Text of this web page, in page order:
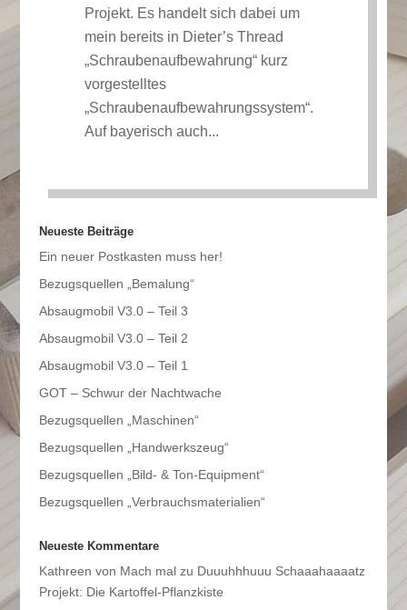
Projekt. Es handelt sich dabei um
mein bereits in Dieter’s Thread
„Schraubenaufbewahrung“ kurz
vorgestelltes
„Schraubenaufbewahrungssystem“.
Auf bayerisch auch...
Neueste Beiträge
Ein neuer Postkasten muss her!
Bezugsquellen „Bemalung“
Absaugmobil V3.0 – Teil 3
Absaugmobil V3.0 – Teil 2
Absaugmobil V3.0 – Teil 1
GOT – Schwur der Nachtwache
Bezugsquellen „Maschinen“
Bezugsquellen „Handwerkszeug“
Bezugsquellen „Bild- & Ton-Equipment“
Bezugsquellen „Verbrauchsmaterialien“
Neueste Kommentare
Kathreen von Mach malzu Duuuhhhuuu Schaaahaaaatz
Projekt: Die Kartoffel-Pflanzkiste